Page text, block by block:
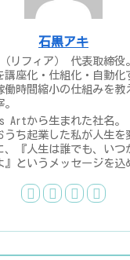
石黒アキ
リフィア） 代表取締役。
講座化・仕組化・自動化
働時間縮小の仕組みを教
から生まれた社名。
うち起業した私が人生を
、『人生は誰でも、いつ
』というメッセージを込